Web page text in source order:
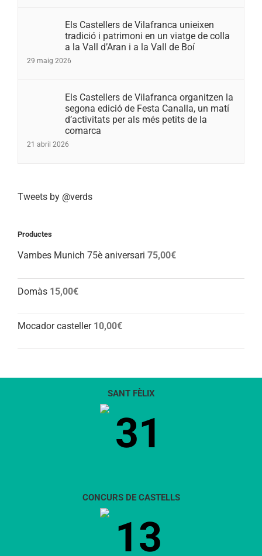
Els Castellers de Vilafranca unieixen
tradició i patrimoni en un viatge de colla
a la Vall d’Aran i a la Vall de Boí
29 maig 2026
Els Castellers de Vilafranca organitzen la
segona edició de Festa Canalla, un matí
d’activitats per als més petits de la
comarca
21 abril 2026
Tweets by @verds
Productes
Vambes Munich 75è aniversari 75,00€
Domàs 15,00€
Mocador casteller 10,00€
SANT FÈLIX
31
CONCURS DE CASTELLS
13